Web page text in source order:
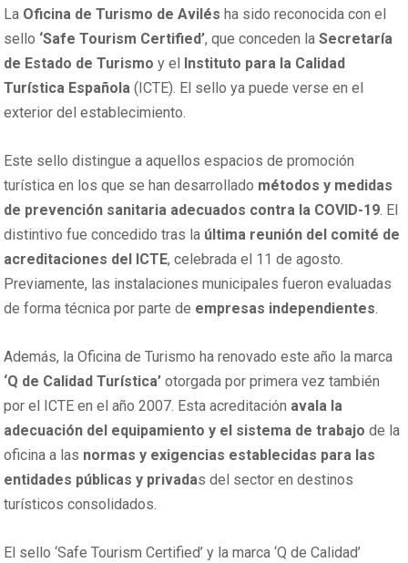
La Oficina de Turismo de Avilés ha sido reconocida con el
sello ‘Safe Tourism Certified’, que conceden laSecretaría
de Estado de Turismo y el
Instituto para la Calidad
Turística Española (ICTE). El sello ya puede verse en el
exterior del establecimiento.
Este sello distingue a aquellos espacios de promoción
turística en los que se han desarrollado métodos y medidas
de prevención sanitaria adecuados contra la COVID-19. El
distintivo fue concedido tras la última reunión del comité de
acreditaciones del ICTE, celebrada el 11 de agosto.
Previamente, las instalaciones municipales fueron evaluadas
de forma técnica por parte de empresas independientes.
Además, la Oficina de Turismo ha renovado este año la marca
‘Q de Calidad Turística’otorgada por primera vez también
por el ICTE en el año 2007. Esta acreditación avala la
adecuación del equipamiento y el sistema de trabajo de la
oficina a las normas y exigencias establecidas para las
entidades públicas y privadas del sector en destinos
turísticos consolidados.
El sello ‘Safe Tourism Certified’ y la marca ‘Q de Calidad’